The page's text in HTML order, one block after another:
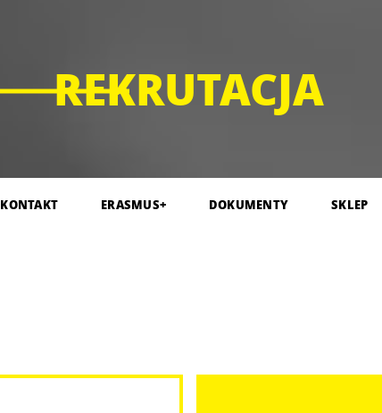
REKRUTACJA
KONTAKT ERASMUS+ DOKUMENTY SKLEP